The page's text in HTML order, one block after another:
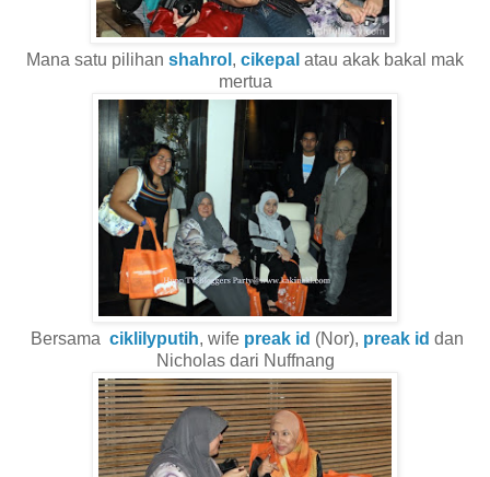
Mana satu pilihan shahrol , cikepal atau akak bakal mak
mertua
Bersama ciklilyputih, wife preak id (Nor), preak id dan
Nicholas dari Nuffnang